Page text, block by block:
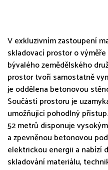
V exkluzivním zastoupení
skladovací prostor o
bývalého zemědělského
prostor tvoří samostatně
je oddělena betonovou
Součástí prostoru je
umožňující pohodlný
52 metrů disponuje
a zpevněnou betonovou
elektrickou energii a nabízí
skladování materiálu,